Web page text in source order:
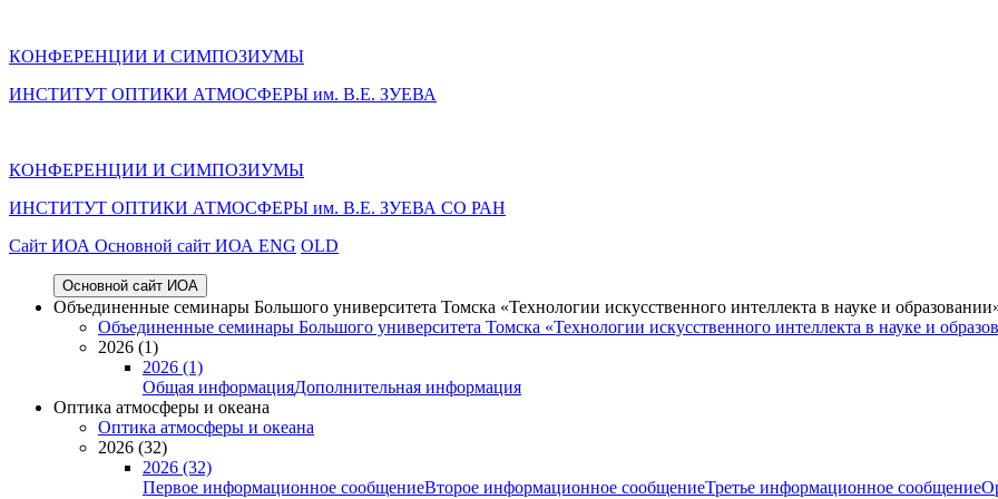
КОНФЕРЕНЦИИ И СИМПОЗИУМЫ
ИНСТИТУТ ОПТИКИ АТМОСФЕРЫ им. В.Е. ЗУЕВА
КОНФЕРЕНЦИИ И СИМПОЗИУМЫ
ИНСТИТУТ ОПТИКИ АТМОСФЕРЫ им. В.Е. ЗУЕВА СО РАН
Cайт ИОА Основной сайт ИОА ENG OLD
Основной сайт ИОА
Объединенные семинары Большого университета Томска «Технологии искусственного интеллекта в науке и
Объединенные семинары Большого университета Томска «Технологии искусственного интеллекта в науке и
2026 (1)
2026 (1)
Общая информацияДополнительная информация
Оптика атмосферы и океана
Оптика атмосферы и океана
2026 (32)
2026 (32)
Первое информационное сообщениеВторое информационное сообщениеТретье информационное сообщение